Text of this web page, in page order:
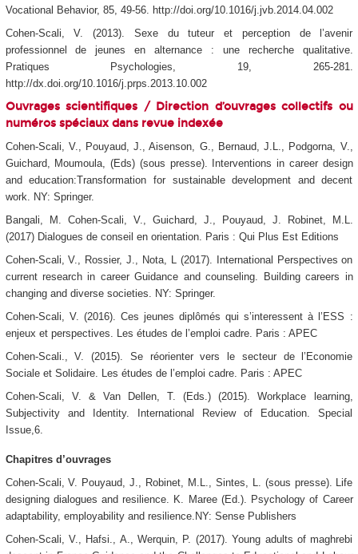
Vocational Behavior, 85, 49-56. http://doi.org/10.1016/j.jvb.2014.04.002
Cohen-Scali, V. (2013). Sexe du tuteur et perception de l’avenir
professionnel de jeunes en alternance : une recherche qualitative.
Pratiques Psychologies, 19, 265-281.
http://dx.doi.org/10.1016/j.prps.2013.10.002
Ouvrages scientifiques / Direction d’ouvrages collectifs ou
numéros spéciaux dans revue indexée
Cohen-Scali, V., Pouyaud, J., Aisenson, G., Bernaud, J.L., Podgorna, V.,
Guichard, Moumoula, (Eds) (sous presse). Interventions in career design
and education:Transformation for sustainable development and decent
work. NY: Springer.
Bangali, M. Cohen-Scali, V., Guichard, J., Pouyaud, J. Robinet, M.L.
(2017) Dialogues de conseil en orientation. Paris : Qui Plus Est Editions
Cohen-Scali, V., Rossier, J., Nota, L (2017). International Perspectives on
current research in career Guidance and counseling. Building careers in
changing and diverse societies. NY: Springer.
Cohen-Scali, V. (2016). Ces jeunes diplômés qui s’interessent à l’ESS :
enjeux et perspectives. Les études de l’emploi cadre. Paris : APEC
Cohen-Scali., V. (2015). Se réorienter vers le secteur de l’Economie
Sociale et Solidaire. Les études de l’emploi cadre. Paris : APEC
Cohen-Scali, V. & Van Dellen, T. (Eds.) (2015). Workplace learning,
Subjectivity and Identity. International Review of Education. Special
Issue,6.
Chapitres d’ouvrages
Cohen-Scali, V. Pouyaud, J., Robinet, M.L., Sintes, L. (sous presse). Life
designing dialogues and resilience. K. Maree (Ed.). Psychology of Career
adaptability, employability and resilience.NY: Sense Publishers
Cohen-Scali, V., Hafsi., A., Werquin, P. (2017). Young adults of maghrebi